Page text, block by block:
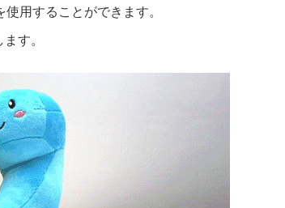
用することができます。
す。